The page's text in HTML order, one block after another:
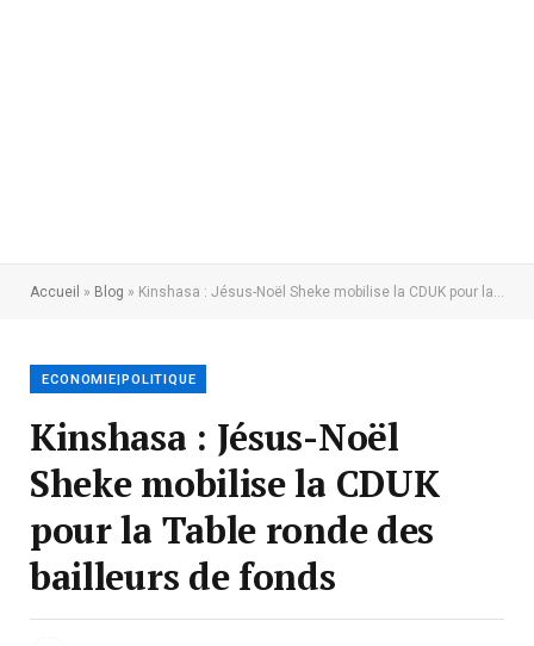
Accueil » Blog » Kinshasa : Jésus-Noël Sheke mobilise la CDUK pour la Table ronde des bailleurs de fonds
ECONOMIE|POLITIQUE
Kinshasa : Jésus-Noël
Sheke mobilise la CDUK
pour la Table ronde des
bailleurs de fonds